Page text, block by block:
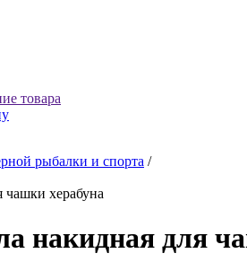
рыбалки и спорта /
чашки херабуна
накидная для